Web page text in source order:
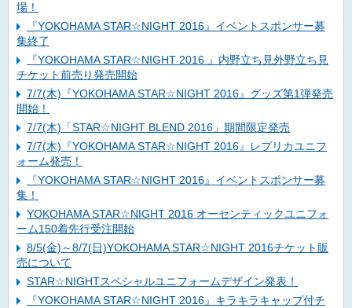
場！
『YOKOHAMA STAR☆NIGHT 2016』イベントスポンサー募
集終了
『YOKOHAMA STAR☆NIGHT 2016 』内野立ち見外野立ち見
チケット前売り発売開始
7/7(木)『YOKOHAMA STAR☆NIGHT 2016』グッズ第1弾発売
開始！
7/7(木)「STAR☆NIGHT BLEND 2016」期間限定発売
7/7(木)『YOKOHAMA STAR☆NIGHT 2016』レプリカユニフ
ォーム発売！
『YOKOHAMA STAR☆NIGHT 2016』イベントスポンサー募
集！
YOKOHAMA STAR☆NIGHT 2016 オーセンティックユニフォ
ーム150着先行受注開始
8/5(金)～8/7(日)YOKOHAMA STAR☆NIGHT 2016チケット販
売について
STAR☆NIGHTスペシャルユニフォームデザイン発表！
『YOKOHAMA STAR☆NIGHT 2016』キラキラキャップ付チ